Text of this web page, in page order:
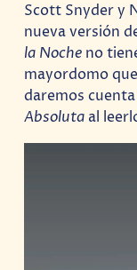
Scott Snyder y
nueva versión
la Noche no
mayordomo
daremos
Absoluta al